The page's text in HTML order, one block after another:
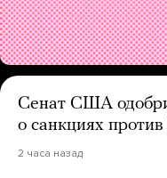
Сенат США
о санкциях
2 часа назад